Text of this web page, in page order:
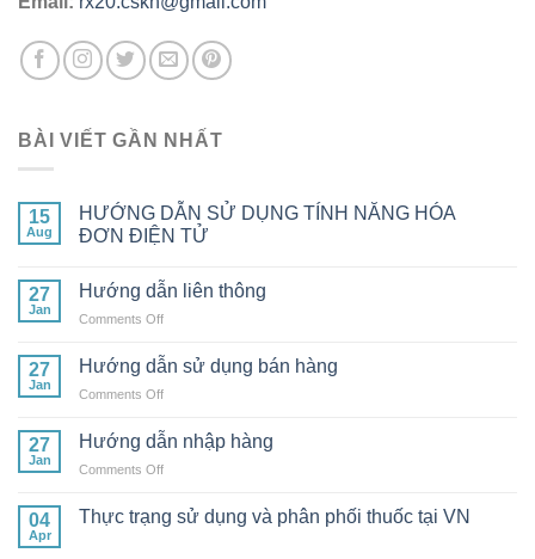
BÀI VIẾT GẦN NHẤT
15
Aug
HƯỚNG DẪN SỬ DỤNG TÍNH NĂNG HÓA
ĐƠN ĐIỆN TỬ
27
Jan
Hướng dẫn liên thông
Comments Offon
dẫn
27
Jan
Hướng dẫn sử dụng bán hàng
Comments Offon
dẫn
hàng
27
Jan
Hướng dẫn nhập hàng
Comments Offon
nhập
04
Apr
Thực trạng sử dụng và phân phối thuốc tại VN